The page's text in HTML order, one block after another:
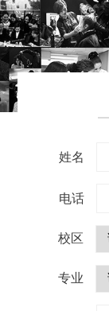
姓名
电话
校区
专业